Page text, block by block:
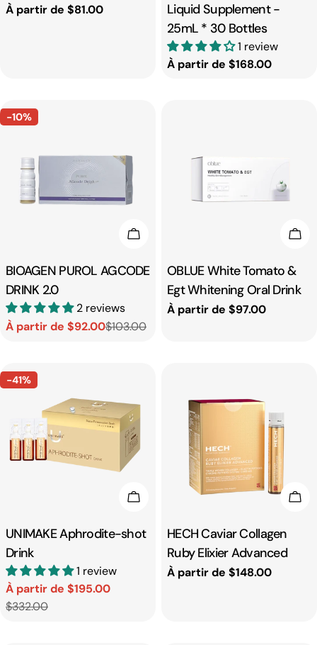
Prix
À partir de $81.00
Liquid Supplement -
25mL * 30 Bottles
1 review
Prix
À partir de $168.00
-10%
Choisissez Les Options
Taper:
BIOAGEN PUROL AGCODE
DRINK 2.0
2 reviews
Prix
vente
À partir de $92.00
Prix
$103.00
Taper:
OBLUE White Tomato &
Egt Whitening Oral Drink
Prix
À partir de $97.00
-41%
Choisissez Les Options
Taper:
UNIMAKE Aphrodite-shot
Drink
1 review
Prix
À partir de $195.00
Prix
$332.00
Taper:
HECH Caviar Collagen
Ruby Elixier Advanced
Prix
À partir de $148.00